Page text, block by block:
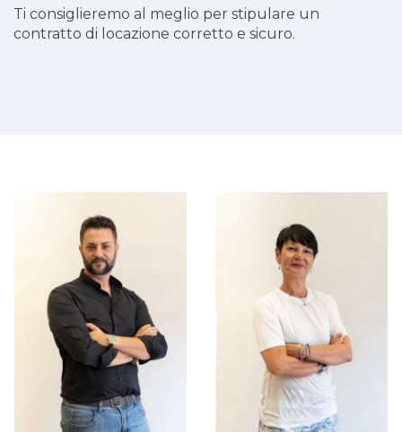
Ti consiglieremo al meglio per stipulare un
contratto di locazione corretto e sicuro.